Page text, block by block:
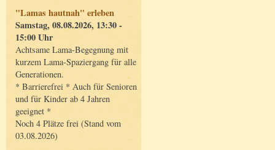
"Lamas hautnah" erleben
Samstag, 08.08.2026, 13:30 -
15:00 Uhr
Achtsame Lama-Begegnung mit
kurzem Lama-Spaziergang für alle
Generationen.
* Barrierefrei * Auch für Senioren
und für Kinder ab 4 Jahren
geeignet *
Noch 4 Plätze frei (Stand vom
03.08.2026)